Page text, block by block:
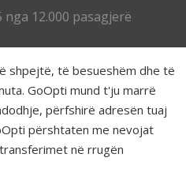
nga 12.000 pasagjerë
shpejtë, të besueshëm dhe të
GoOpti mund t'ju marrë
përfshirë adresën tuaj
përshtaten me nevojat
në rrugën